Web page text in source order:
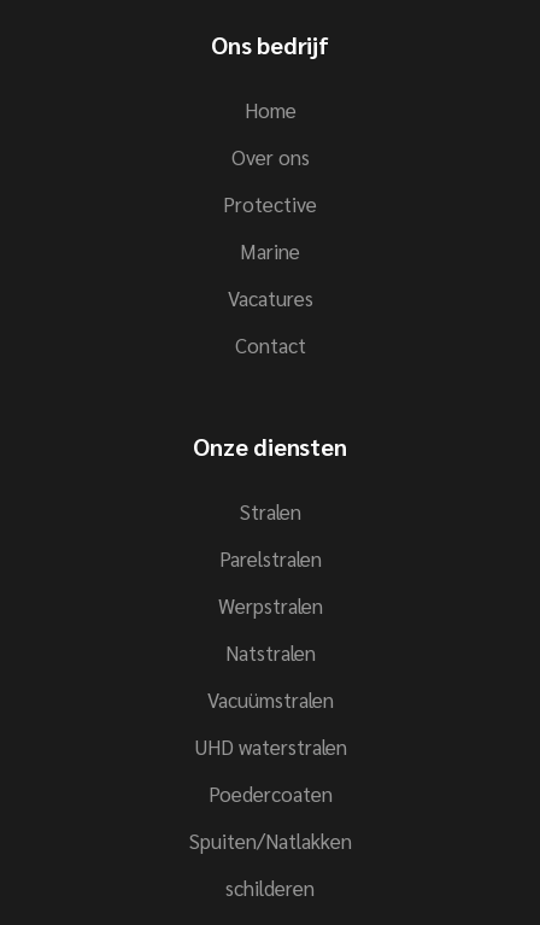
Ons bedrijf
Home
Over ons
Protective
Marine
Vacatures
Contact
Onze diensten
Stralen
Parelstralen
Werpstralen
Natstralen
Vacuümstralen
UHD waterstralen
Poedercoaten
Spuiten/Natlakken
schilderen